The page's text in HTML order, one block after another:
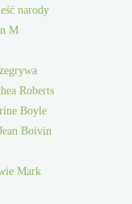
narody
M
Roberts
Boyle
Boivin
Mark